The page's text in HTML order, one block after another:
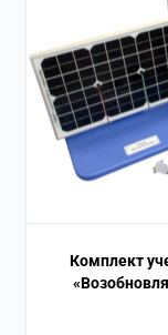
Комплект